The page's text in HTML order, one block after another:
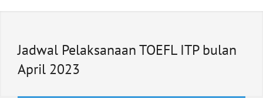
Jadwal Pelaksanaan TOEFL ITP bulan
April 2023